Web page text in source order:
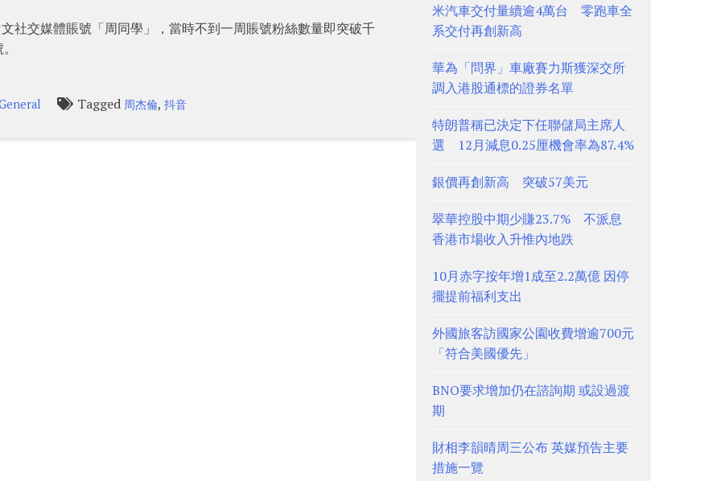
社交媒體賬號「周同學」，當時不到一周賬號粉絲數量即突破千
Tagged 周杰倫,抖音
米汽車交付量續逾4萬台 零跑車全
系交付再創新高
華為「問界」車廠賽力斯獲深交所
調入港股通標的證券名單
特朗普稱已決定下任聯儲局主席人
選 12月減息0.25厘機會率為87.4%
銀價再創新高 突破57美元
翠華控股中期少賺23.7% 不派息
香港市場收入升惟內地跌
10月赤字按年增1成至2.2萬億 因停
擺提前福利支出
外國旅客訪國家公園收費增逾700元
「符合美國優先」
BNO要求增加仍在諮詢期 或設過渡
期
財相李韻晴周三公布 英媒預告主要
措施一覽